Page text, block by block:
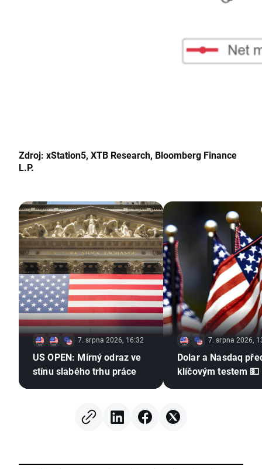
Zdroj: xStation5, XTB Research, Bloomberg Finance
L.P.
7. srpna 2026, 16:32
US OPEN: Mírný odraz ve
stínu slabého trhu práce
7. srpna 2026,
Dolar a Nasdaq
klíčovým testem 💵